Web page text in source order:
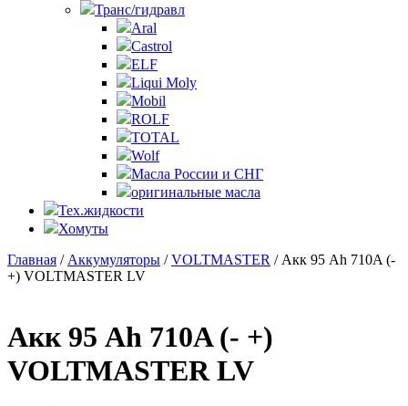
Транс/гидравл
Aral
Castrol
ELF
Liqui Moly
Mobil
ROLF
TOTAL
Wolf
Масла России и СНГ
оригинальные масла
Тех.жидкости
Хомуты
Главная / Аккумуляторы /VOLTMASTER / Акк 95 Ah 710A (-
+) VOLTMASTER LV
Акк 95 Ah 710A (- +)
VOLTMASTER LV